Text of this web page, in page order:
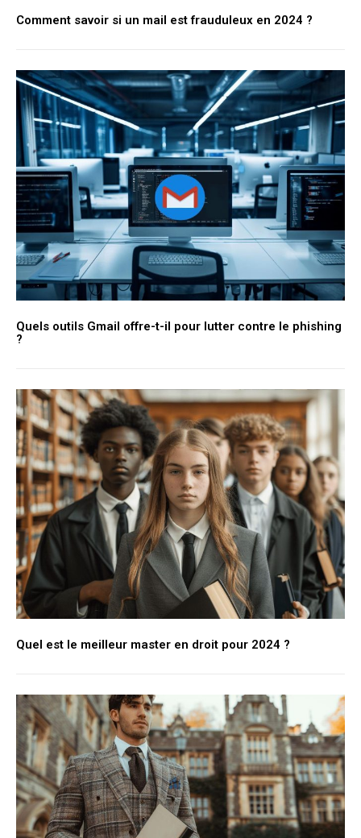
Comment savoir si un mail est frauduleux en 2024 ?
Quels outils Gmail offre-t-il pour lutter contre le phishing
?
Quel est le meilleur master en droit pour 2024 ?